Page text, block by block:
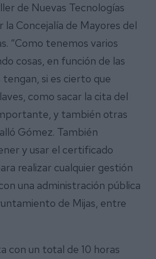
de Nuevas Tecnologías
Concejalía de Mayores del
“Como tenemos varios
cosas, en función de las
tengan, si es cierto que
como sacar la cita del
y también otras
Gómez. También
y usar el certificado
realizar cualquier gestión
una administración pública
de Mijas, entre
con un total de 10 horas